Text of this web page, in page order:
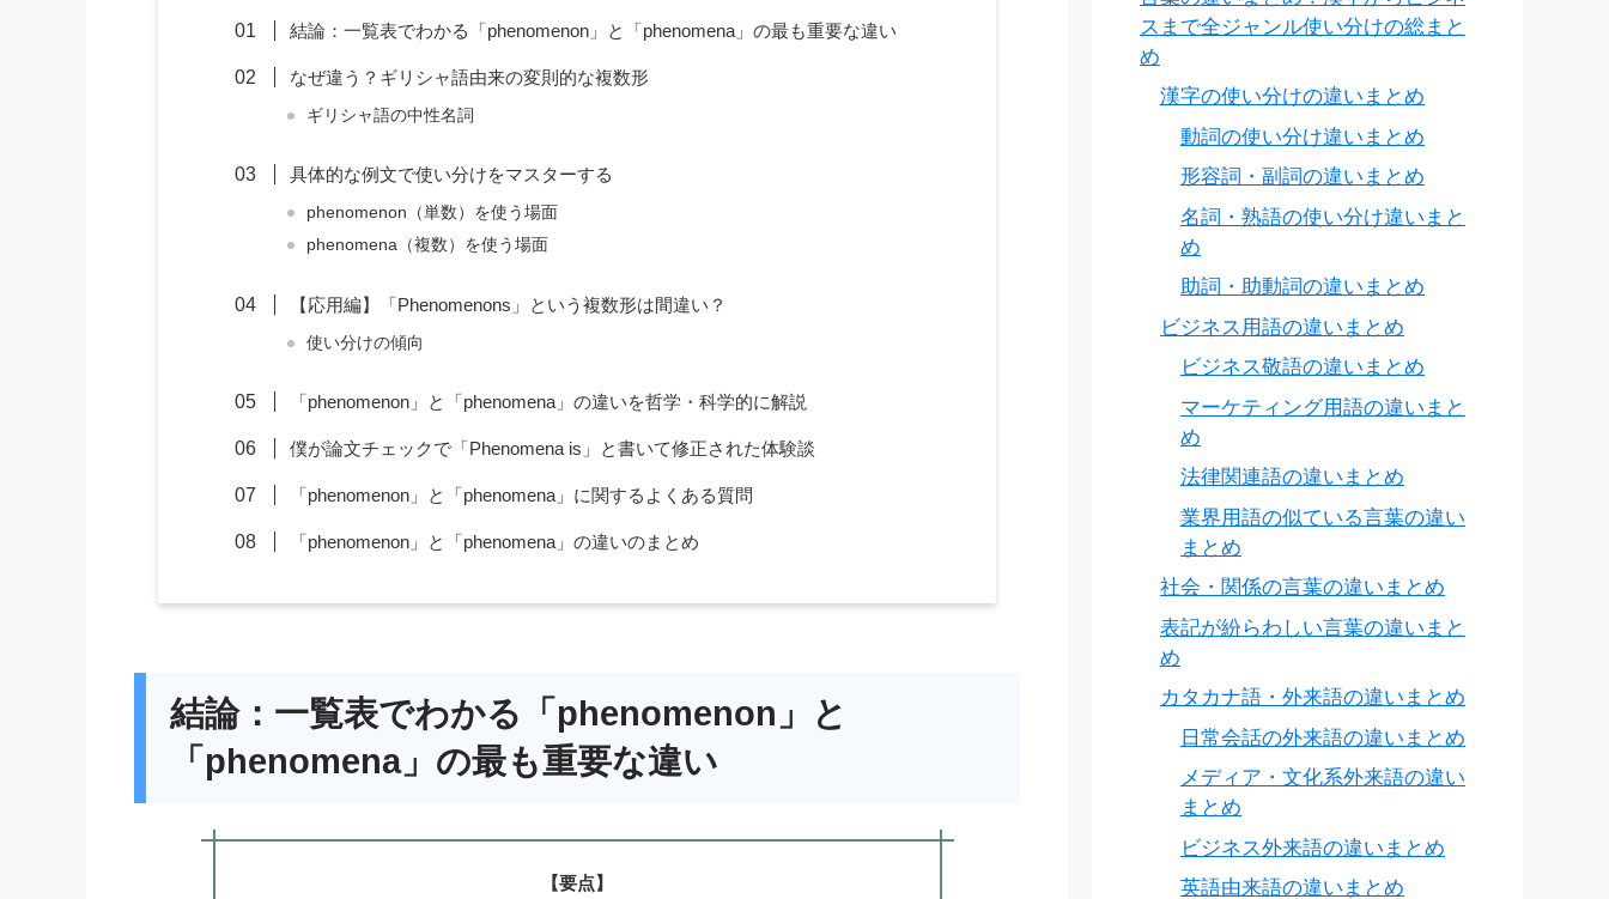
結論：一覧表でわかる「phenomenon」と「phenomena」の最も重要な違い
なぜ違う？ギリシャ語由来の変則的な複数形
ギリシャ語の中性名詞
具体的な例文で使い分けをマスターする
phenomenon（単数）を使う場面
phenomena（複数）を使う場面
【応用編】「Phenomenons」という複数形は間違い？
使い分けの傾向
「phenomenon」と「phenomena」の違いを哲学・科学的に解説
僕が論文チェックで「Phenomena is」と書いて修正された体験談
「phenomenon」と「phenomena」に関するよくある質問
「phenomenon」と「phenomena」の違いのまとめ
結論：一覧表でわかる「phenomenon」と
「phenomena」の最も重要な違い
【要点】
スまで全ジャンル使い分けの総まと
め
漢字の使い分けの違いまとめ
動詞の使い分け違いまとめ
形容詞・副詞の違いまとめ
名詞・熟語の使い分け違いまと
め
助詞・助動詞の違いまとめ
ビジネス用語の違いまとめ
ビジネス敬語の違いまとめ
マーケティング用語の違いまと
め
法律関連語の違いまとめ
業界用語の似ている言葉の違い
まとめ
社会・関係の言葉の違いまとめ
表記が紛らわしい言葉の違いまと
め
カタカナ語・外来語の違いまとめ
日常会話の外来語の違いまとめ
メディア・文化系外来語の違い
まとめ
ビジネス外来語の違いまとめ
英語由来語の違いまとめ